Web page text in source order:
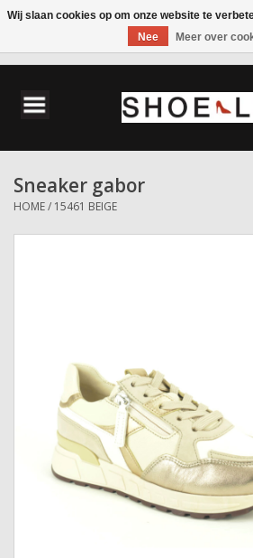
Herenschoenen
Accessoires
Sneaker gabor
HOME/ 15461 BEIGE
Wij slaan cookies op om onze website te
Nee
Meer over